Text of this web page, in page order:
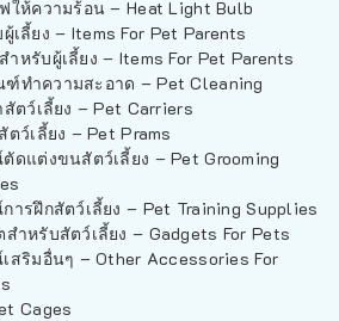
ให้ความร้อน – Heat Light Bulb
เลี้ยง – Items For Pet Parents
ำหรับผู้เลี้ยง – Items For Pet Parents
ทำความสะอาด – Pet Cleaning
สัตว์เลี้ยง – Pet Carriers
ตว์เลี้ยง – Pet Prams
ดแต่งขนสัตว์เลี้ยง – Pet Grooming
ารฝึกสัตว์เลี้ยง – Pet Training Supplies
สำหรับสัตว์เลี้ยง – Gadgets For Pets
สริมอื่นๆ – Other Accessories For
Cages